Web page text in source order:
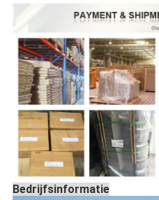
Bedrijfsinformatie